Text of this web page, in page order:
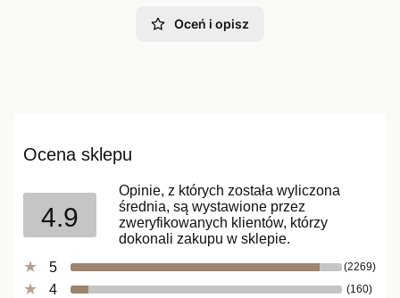
Oceń i opisz
Ocena sklepu
4.9
Opinie, z których została wyliczona
średnia, są wystawione przez
zweryfikowanych klientów, którzy
dokonali zakupu w sklepie.
5
(2269)
4 (160)